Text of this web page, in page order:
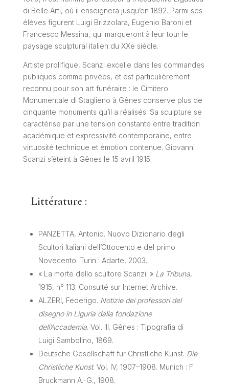
di Belle Arti, où il enseignera jusqu’en 1892. Parmi ses
élèves figurent Luigi Brizzolara, Eugenio Baroni et
Francesco Messina, qui marqueront à leur tour le
paysage sculptural italien du XXe siècle.
Artiste prolifique, Scanzi excelle dans les commandes
publiques comme privées, et est particulièrement
reconnu pour son art funéraire : le Cimitero
Monumentale di Staglieno à Gênes conserve plus de
cinquante monuments qu’il a réalisés. Sa sculpture se
caractérise par une tension constante entre tradition
académique et expressivité contemporaine, entre
virtuosité technique et émotion contenue. Giovanni
Scanzi s’éteint à Gênes le 15 avril 1915.
Littérature :
PANZETTA, Antonio. Nuovo Dizionario degli
Scultori Italiani dell’Ottocento e del primo
Novecento. Turin : Adarte, 2003.
« La morte dello scultore Scanzi. » La Tribuna,
1915, n° 113. Consulté sur Internet Archive.
ALZERI, Federigo. Notizie dei professori del
disegno in Liguria dalla fondazione
dell’Accademia. Vol. III. Gênes : Tipografia di
Luigi Sambolino, 1869.
Deutsche Gesellschaft für Christliche Kunst. Die
Christliche Kunst. Vol. IV, 1907–1908. Munich : F.
Bruckmann A.-G., 1908.